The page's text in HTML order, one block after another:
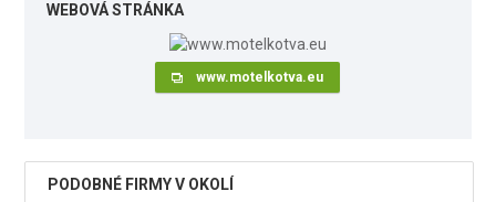
WEBOVÁ STRÁNKA
www.motelkotva.eu
PODOBNÉ FIRMY V OKOLÍ